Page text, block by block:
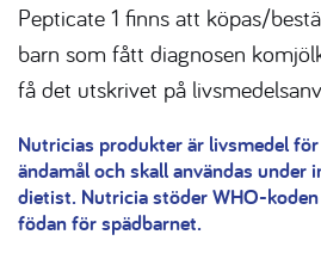
Pepticate 1 finns att köpas/
barn som fått diagnosen
få det utskrivet på
Nutricias produkter är livsmedel
ändamål och skall användas under
dietist. Nutricia stöder WHO-
födan för spädbarnet.